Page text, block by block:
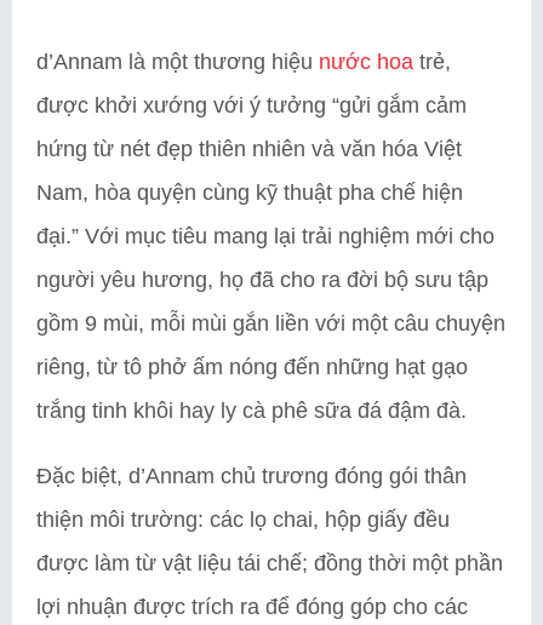
d’Annam là một thương hiệu nước hoa trẻ,
được khởi xướng với ý tưởng “gửi gắm cảm
hứng từ nét đẹp thiên nhiên và văn hóa Việt
Nam, hòa quyện cùng kỹ thuật pha chế hiện
đại.” Với mục tiêu mang lại trải nghiệm mới cho
người yêu hương, họ đã cho ra đời bộ sưu tập
gồm 9 mùi, mỗi mùi gắn liền với một câu chuyện
riêng, từ tô phở ấm nóng đến những hạt gạo
trắng tinh khôi hay ly cà phê sữa đá đậm đà.
Đặc biệt, d’Annam chủ trương đóng gói thân
thiện môi trường: các lọ chai, hộp giấy đều
được làm từ vật liệu tái chế; đồng thời một phần
lợi nhuận được trích ra để đóng góp cho các